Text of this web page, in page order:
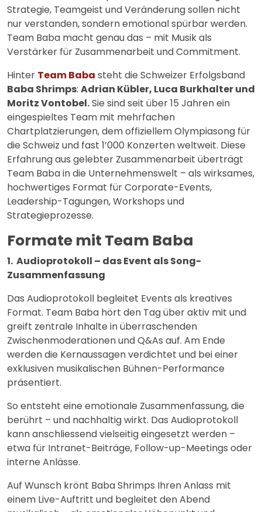
Strategie, Teamgeist und Veränderung sollen nicht
nur verstanden, sondern emotional spürbar werden.
Team Baba macht genau das – mit Musik als
Verstärker für Zusammenarbeit und Commitment.
Hinter Team Baba steht die Schweizer Erfolgsband
Baba Shrimps: Adrian Kübler, Luca Burkhalter und
Moritz Vontobel.Sie sind seit über 15 Jahren ein
eingespieltes Team mit mehrfachen
Chartplatzierungen, dem offiziellem Olympiasong für
die Schweiz und fast 1’000 Konzerten weltweit. Diese
Erfahrung aus gelebter Zusammenarbeit überträgt
Team Baba in die Unternehmenswelt – als wirksames,
hochwertiges Format für Corporate-Events,
Leadership-Tagungen, Workshops und
Strategieprozesse.
Formate mit Team Baba
1. Audioprotokoll – das Event als Song-
Zusammenfassung
Das Audioprotokoll begleitet Events als kreatives
Format. Team Baba hört den Tag über aktiv mit und
greift zentrale Inhalte in überraschenden
Zwischenmoderationen und Q&As auf. Am Ende
werden die Kernaussagen verdichtet und bei einer
exklusiven musikalischen Bühnen-Performance
präsentiert.
So entsteht eine emotionale Zusammenfassung, die
berührt – und nachhaltig wirkt. Das Audioprotokoll
kann anschliessend vielseitig eingesetzt werden –
etwa für Intranet-Beiträge, Follow-up-Meetings oder
interne Anlässe.
Auf Wunsch krönt Baba Shrimps Ihren Anlass mit
einem Live-Auftritt und begleitet den Abend